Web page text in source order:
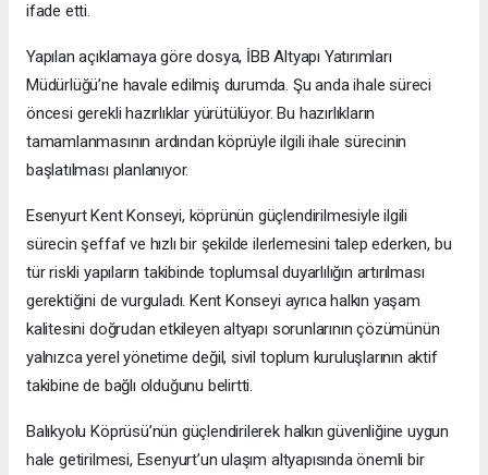
ifade etti.
Yapılan açıklamaya göre dosya, İBB Altyapı Yatırımları
Müdürlüğü’ne havale edilmiş durumda. Şu anda ihale süreci
öncesi gerekli hazırlıklar yürütülüyor. Bu hazırlıkların
tamamlanmasının ardından köprüyle ilgili ihale sürecinin
başlatılması planlanıyor.
Esenyurt Kent Konseyi, köprünün güçlendirilmesiyle ilgili
sürecin şeffaf ve hızlı bir şekilde ilerlemesini talep ederken, bu
tür riskli yapıların takibinde toplumsal duyarlılığın artırılması
gerektiğini de vurguladı. Kent Konseyi ayrıca halkın yaşam
kalitesini doğrudan etkileyen altyapı sorunlarının çözümünün
yalnızca yerel yönetime değil, sivil toplum kuruluşlarının aktif
takibine de bağlı olduğunu belirtti.
Balıkyolu Köprüsü’nün güçlendirilerek halkın güvenliğine uygun
hale getirilmesi, Esenyurt’un ulaşım altyapısında önemli bir